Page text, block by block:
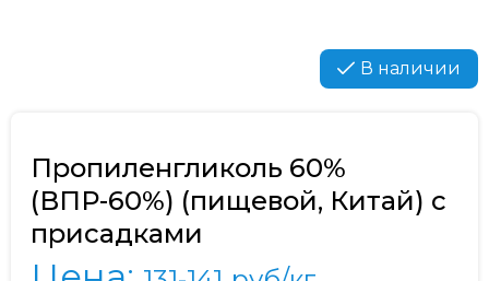
В наличии
Пропиленгликоль 60%
(ВПР-60%) (пищевой, Китай) с
присадками